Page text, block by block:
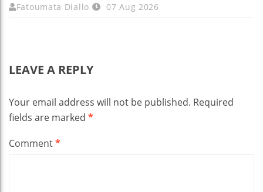
Fatoumata Diallo 07 Aug 2026
LEAVE A REPLY
Your email address will not be published. Required
fields are marked *
Comment*